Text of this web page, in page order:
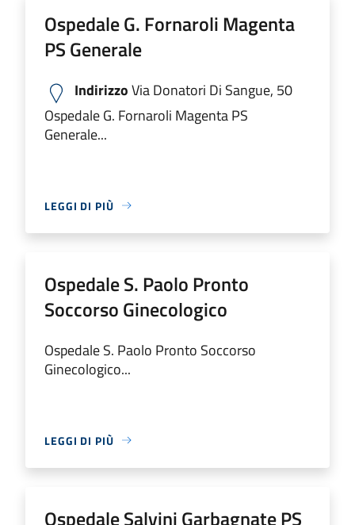
Ospedale G. Fornaroli Magenta
PS Generale
IndirizzoVia Donatori Di Sangue, 50
Ospedale G. Fornaroli Magenta PS
Generale...
LEGGI DI PIÙ
Ospedale S. Paolo Pronto
Soccorso Ginecologico
Ospedale S. Paolo Pronto Soccorso
Ginecologico...
LEGGI DI PIÙ
Ospedale Salvini Garbagnate PS